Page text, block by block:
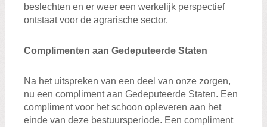
beslechten en er weer een werkelijk perspectief
ontstaat voor de agrarische sector.
Complimenten aan Gedeputeerde Staten
Na het uitspreken van een deel van onze zorgen,
nu een compliment aan Gedeputeerde Staten. Een
compliment voor het schoon opleveren aan het
einde van deze bestuursperiode. Een compliment